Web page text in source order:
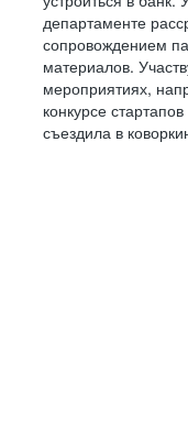
департаменте
сопровождением
материалов.
мероприятиях,
конкурсе
съездила в